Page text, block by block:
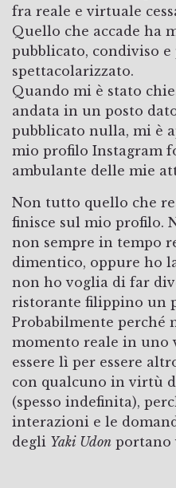
fra reale e virtuale
Quello che accade ha
pubblicato, condiviso e
spettacolarizzato.
Quando mi è stato
andata in un posto
pubblicato nulla, mi è
mio profilo Instagram
ambulante delle mie
Non tutto quello che
finisce sul mio profilo.
non sempre in tempo
dimentico, oppure ho
non ho voglia di far
ristorante filippino un
Probabilmente perché
momento reale in uno
essere lì per essere
con qualcuno in virtù
(spesso indefinita),
interazioni e le
degli Yaki Udon portano